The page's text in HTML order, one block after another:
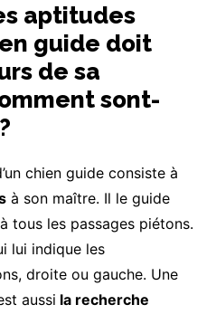
aptitudes
guide doit
de sa
sont-
chien guide consiste à
à son maître. Il le guide
tous les passages piétons.
lui indique les
droite ou gauche. Une
aussi la recherche